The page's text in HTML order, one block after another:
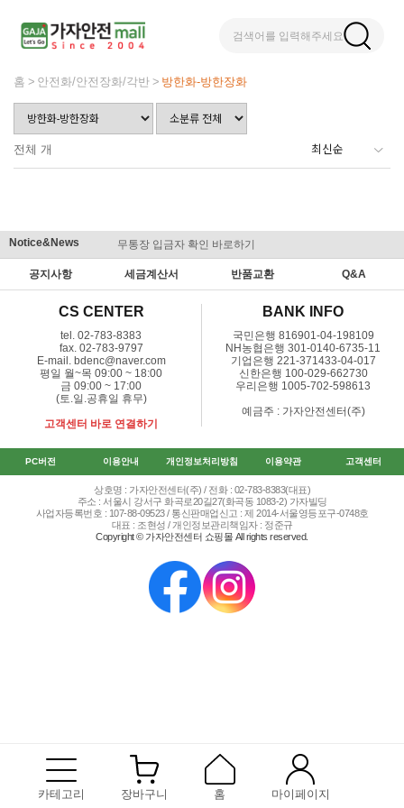
검색어를 입력해주세요
카테고리 장바구니 홈 마이페이지
홈 안전화/안전장화/각반 방한화-방한장화
전체 개
Notice&News 무통장 입금자 확인 바로하기
공지사항 세금계산서 반품교환 Q&A
CS CENTER
tel. 02-783-8383
fax. 02-783-9797
E-mail. bdenc@naver.com
평일 월~목 09:00 ~ 18:00
금 09:00 ~ 17:00
(토.일.공휴일 휴무)
고객센터 바로 연결하기
BANK INFO
국민은행 816901-04-198109
NH농협은행 301-0140-6735-11
기업은행 221-371433-04-017
신한은행 100-029-662730
우리은행 1005-702-598613
예금주 : 가자안전센터(주)
PC버전 이용안내 개인정보처리방침 이용약관 고객센터
상호명 : 가자안전센터(주) / 전화 : 02-783-8383(대표)
주소 : 서울시 강서구 화곡로20길27(화곡동 1083-2) 가자빌딩
사업자등록번호 : 107-88-09523 / 통신판매업신고 : 제 2014-서울영등포구-0748호
대표 : 조현성 / 개인정보관리책임자 : 정준규
Copyright © 가자안전센터 쇼핑몰 All rights reserved.